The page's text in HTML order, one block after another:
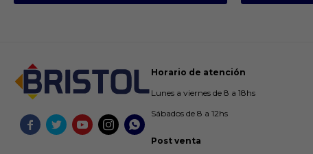
    
Horario de atención
Lunes a viernes de 8 a 18hs
Sábados de 8 a 12hs
Post venta